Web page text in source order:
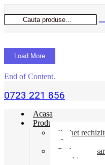
Load More
End of Content.
0723 221 856
Acasa
Produse
Pachet
vară
Pachet
pentru birou